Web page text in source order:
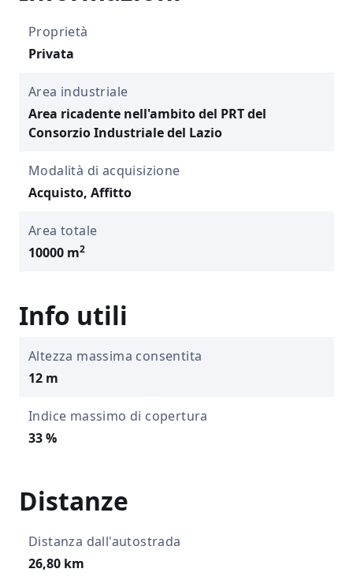
Proprietà
Privata
Area industriale
Area ricadente nell'ambito del PRT del
Consorzio Industriale del Lazio
Modalità di acquisizione
Acquisto, Affitto
Area totale
10000 m2
Info utili
Altezza massima consentita
12 m
Indice massimo di copertura
33 %
Distanze
Distanza dall'autostrada
26,80 km